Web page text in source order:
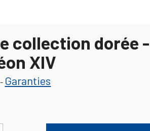
collection dorée -
XIV
Garanties